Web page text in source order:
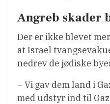
Angreb skader
Der er ikke blevet
at Israel
nedrev de jødiske
– Vi gav dem land i
med udstyr ind til